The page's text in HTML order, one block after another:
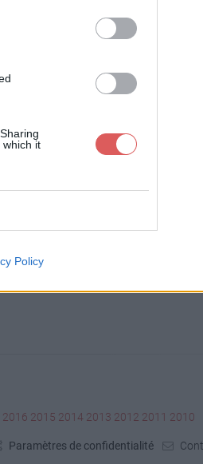
which it
Policy
Télécharger
2016 2015 2014 2013 2012 2011 2010
Paramètres de confidentialité